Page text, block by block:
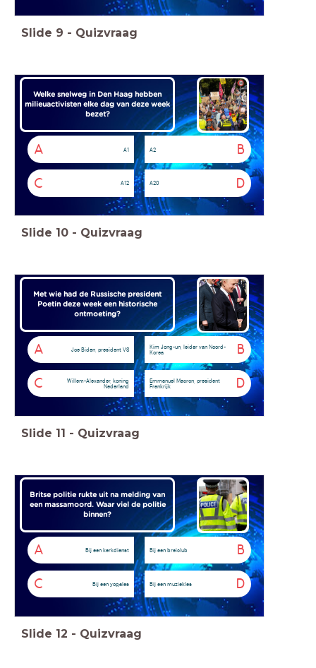
Slide 9 - Quizvraag
Welke snelweg in Den Haag hebben
milieuactivisten elke dag van deze week
bezet?
A A1 B
A2
C A12 D
A20
Slide 10 - Quizvraag
Met wie had de Russische president
Poetin deze week een historische
ontmoeting?
A Joe Biden, president VS B
Kim Jong-un, leider van Noord-
Korea
C
Willem-Alexander, koning
Nederland
D
Emmanuel Macron, president
Frankrijk
Slide 11 - Quizvraag
Britse politie rukte uit na melding van
een massamoord. Waar viel de politie
binnen?
A Bij een kerkdienst B
Bij een breiclub
C Bij een yogales D
Bij een muziekles
Slide 12 - Quizvraag